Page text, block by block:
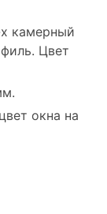
камерный
Цвет
окна на